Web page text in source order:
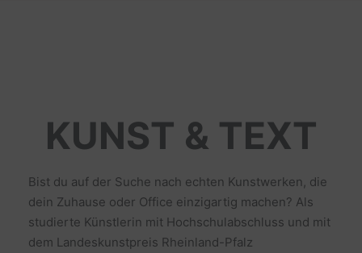
KUNST & TEXT
Bist du auf der Suche nach echten Kunstwerken, die
dein Zuhause oder Office einzigartig machen? Als
studierte Künstlerin mit Hochschulabschluss und mit
dem Landeskunstpreis Rheinland-Pfalz